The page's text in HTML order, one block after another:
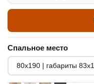
Спальное место